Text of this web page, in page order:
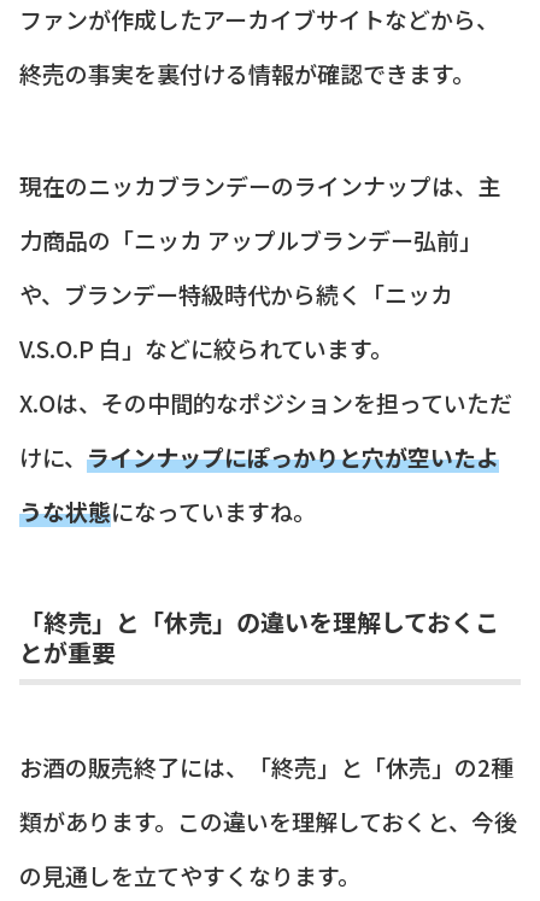
ファンが作成したアーカイブサイトなどから、
終売の事実を裏付ける情報が確認できます。
現在のニッカブランデーのラインナップは、主
力商品の「ニッカ アップルブランデー弘前」
や、ブランデー特級時代から続く「ニッカ
V.S.O.P 白」などに絞られています。
X.Oは、その中間的なポジションを担っていただ
けに、 ラインナップにぽっかりと穴が空いたよ
うな状態になっていますね。
「終売」と「休売」の違いを理解しておくこ
とが重要
お酒の販売終了には、「終売」と「休売」の2種
類があります。この違いを理解しておくと、今後
の見通しを立てやすくなります。